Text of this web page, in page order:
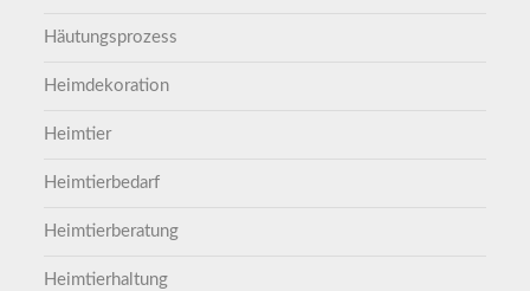
Häutungsprozess
Heimdekoration
Heimtier
Heimtierbedarf
Heimtierberatung
Heimtierhaltung